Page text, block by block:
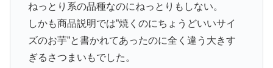
ねっとり系の品種なのにねっとりもしない。
しかも商品説明では”焼くのにちょうどいいサイ
ズのお芋”と書かれてあったのに全く違う大きす
ぎるさつまいもでした。